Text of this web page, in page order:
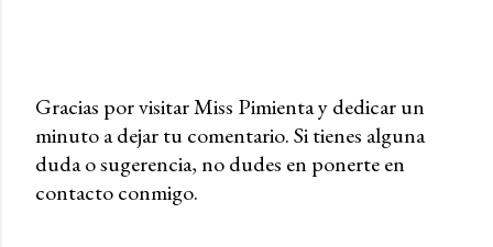
P
u
b
Gracias por visitar Miss Pimienta y dedicar un
minuto a dejar tu comentario. Si tienes alguna
duda o sugerencia, no dudes en ponerte en
contacto conmigo.